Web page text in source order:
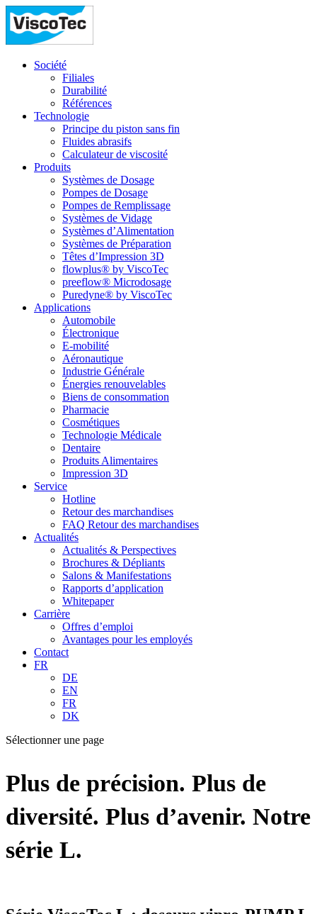
Société
Filiales
Durabilité
Références
Technologie
Principe du piston sans fin
Fluides abrasifs
Calculateur de viscosité
Produits
Systèmes de Dosage
Pompes de Dosage
Pompes de Remplissage
Systèmes de Vidage
Systèmes d’Alimentation
Systèmes de Préparation
Têtes d’Impression 3D
flowplus® by ViscoTec
preeflow® Microdosage
Puredyne® by ViscoTec
Applications
Automobile
Électronique
E-mobilité
Aéronautique
Industrie Générale
Énergies renouvelables
Biens de consommation
Pharmacie
Cosmétiques
Technologie Médicale
Dentaire
Produits Alimentaires
Impression 3D
Service
Hotline
Retour des marchandises
FAQ Retour des marchandises
Actualités
Actualités & Perspectives
Brochures & Dépliants
Salons & Manifestations
Rapports d’application
Whitepaper
Carrière
Offres d’emploi
Avantages pour les employés
Contact
FR
DE
EN
FR
DK
Sélectionner une page
Plus de précision. Plus de
diversité. Plus d’avenir. Notre
série L.